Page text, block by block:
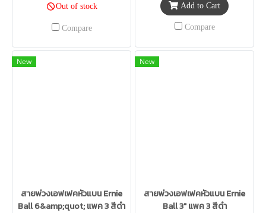
Out of stock
Compare
Add to Cart
Compare
New
สายพ่วงเอฟเฟคหัวแบน Ernie
Ball 6&amp;quot; แพค 3 สีดำ
New
สายพ่วงเอฟเฟคหัวแบน Ernie
Ball 3" แพค 3 สีดำ